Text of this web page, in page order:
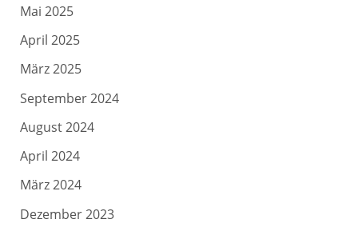
Mai 2025
April 2025
März 2025
September 2024
August 2024
April 2024
März 2024
Dezember 2023